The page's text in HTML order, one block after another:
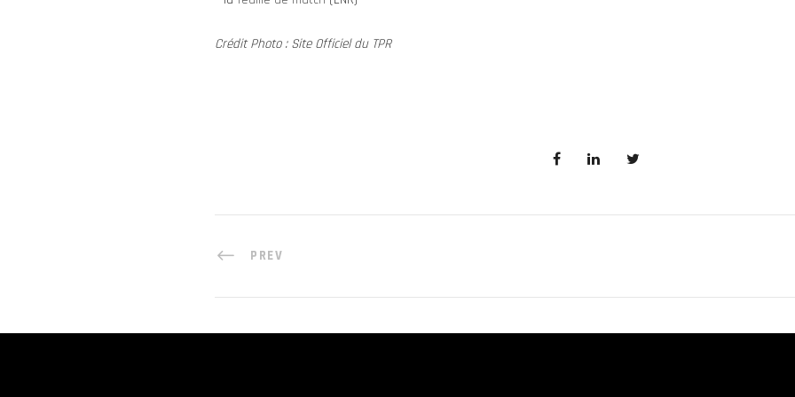
Crédit Photo : Site Officiel du TPR
PREV